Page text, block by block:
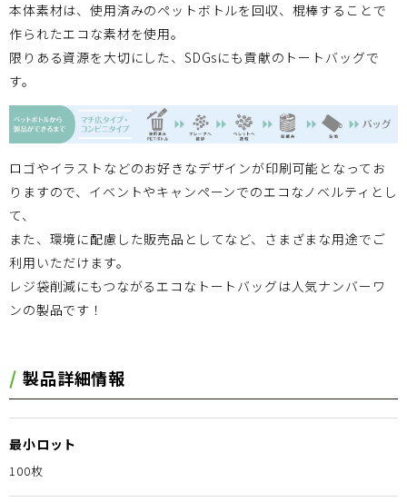
本体素材は、使用済みのペットボトルを回収、棍棒することで
作られたエコな素材を使用。
限りある資源を大切にした、SDGsにも貢献のトートバッグで
す。
ロゴやイラストなどのお好きなデザインが印刷可能となってお
りますので、イベントやキャンペーンでのエコなノベルティとし
て、
また、環境に配慮した販売品としてなど、さまざまな用途でご
利用いただけます。
レジ袋削減にもつながるエコなトートバッグは人気ナンバーワ
ンの製品です！
製品詳細情報
最小ロット
100枚